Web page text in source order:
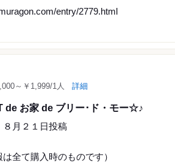
entry/2779.html
～￥1,999/1人 詳細
お家 de ブリー･ド・モー☆♪
月２１日投稿
全て購入時のものです）